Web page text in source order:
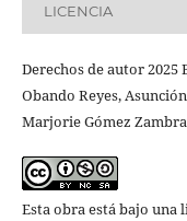
LICENCIA
Derechos de autor 2025
Obando Reyes,
Marjorie Gómez
Esta obra está bajo una